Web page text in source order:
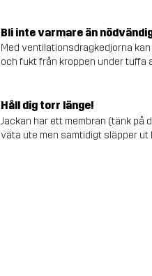
Bli inte varmare än
Med ventilationsdragkedjorna
och fukt från kroppen under tuffa
Håll dig torr länge!
Jackan har ett membran (tänk på
väta ute men samtidigt släpper